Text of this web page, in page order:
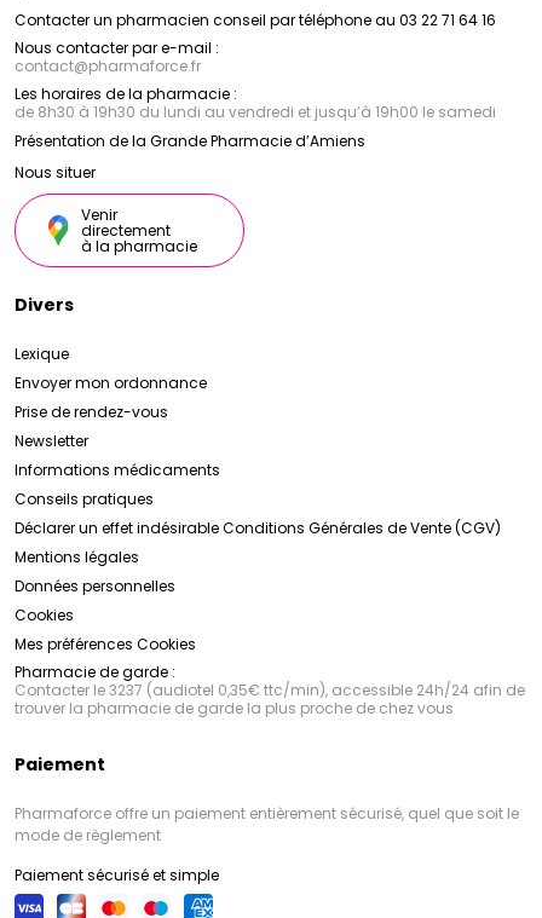
Contacter un pharmacien conseil par téléphone au 03 22 71 64 16
Nous contacter par e-mail :
contact@pharmaforce.fr
Les horaires de la pharmacie :
de 8h30 à 19h30 du lundi au vendredi et jusqu’à 19h00 le samedi
Présentation de la Grande Pharmacie d’Amiens
Nous situer
Venir
directement
à la pharmacie
Divers
Lexique
Envoyer mon ordonnance
Prise de rendez-vous
Newsletter
Informations médicaments
Conseils pratiques
Déclarer un effet indésirableConditions Générales de Vente (CGV)
Mentions légales
Données personnelles
Cookies
Mes préférences Cookies
Pharmacie de garde :
Contacter le 3237 (audiotel 0,35€ ttc/min), accessible 24h/24 afin de
trouver la pharmacie de garde la plus proche de chez vous
Paiement
Pharmaforce offre un paiement entièrement sécurisé, quel que soit le
mode de règlement
Paiement sécurisé et simple